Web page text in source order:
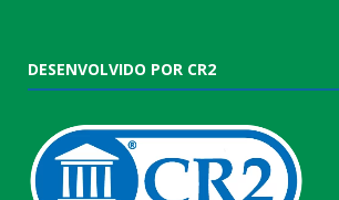
DESENVOLVIDO POR CR2